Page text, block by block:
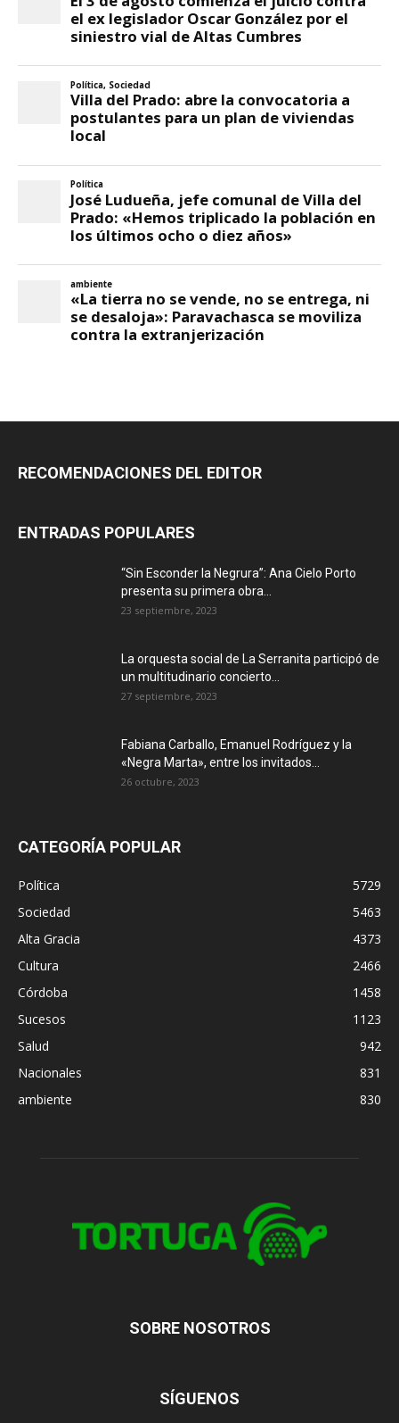
RECOMENDACIONES DEL EDITOR
ENTRADAS POPULARES
“Sin Esconder la Negrura”: Ana Cielo Porto
presenta su primera obra...
23 septiembre, 2023
La orquesta social de La Serranita participó de
un multitudinario concierto...
27 septiembre, 2023
Fabiana Carballo, Emanuel Rodríguez y la
«Negra Marta», entre los invitados...
26 octubre, 2023
CATEGORÍA POPULAR
Política
5729
Sociedad
5463
Alta Gracia
4373
Cultura
2466
Córdoba
1458
Sucesos
1123
Salud
942
Nacionales
831
ambiente
830
SOBRE NOSOTROS
SÍGUENOS